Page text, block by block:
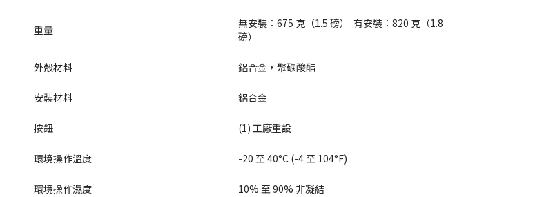
重量
無安裝：675 克（1.5 磅）  有安裝：820 克（1.8
磅）
外殼材料 鋁合金，聚碳酸酯
安裝材料 鋁合金
按鈕 (1) 工廠重設
環境操作溫度 -20 至 40°C (-4 至 104°F)
環境操作濕度 10% 至 90% 非凝結